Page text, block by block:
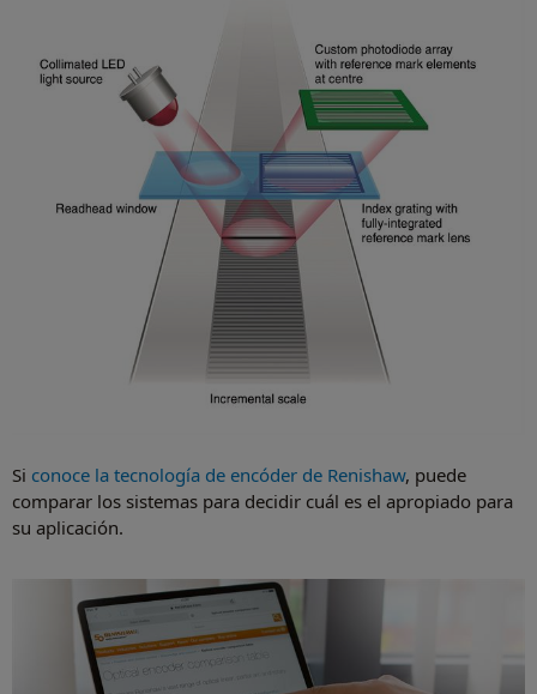
Si conoce la tecnología de encóder de Renishaw, puede
comparar los sistemas para decidir cuál es el apropiado para
su aplicación.